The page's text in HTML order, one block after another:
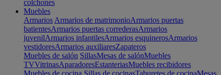
colchones
Muebles
Armarios Armarios de matrimonioArmarios puertas
batientesArmarios puertas correderasArmarios
juvenilArmarios infantilesArmarios esquinerosArmarios
vestidoresArmarios auxiliaresZapateros
Muebles de salón SillasMesas de salónMuebles
TVVitrinasAparadoresEstanteriasMuebles recibidores
Muebles de cocina Sillas de cocinasTaburetes de cocinaMesas